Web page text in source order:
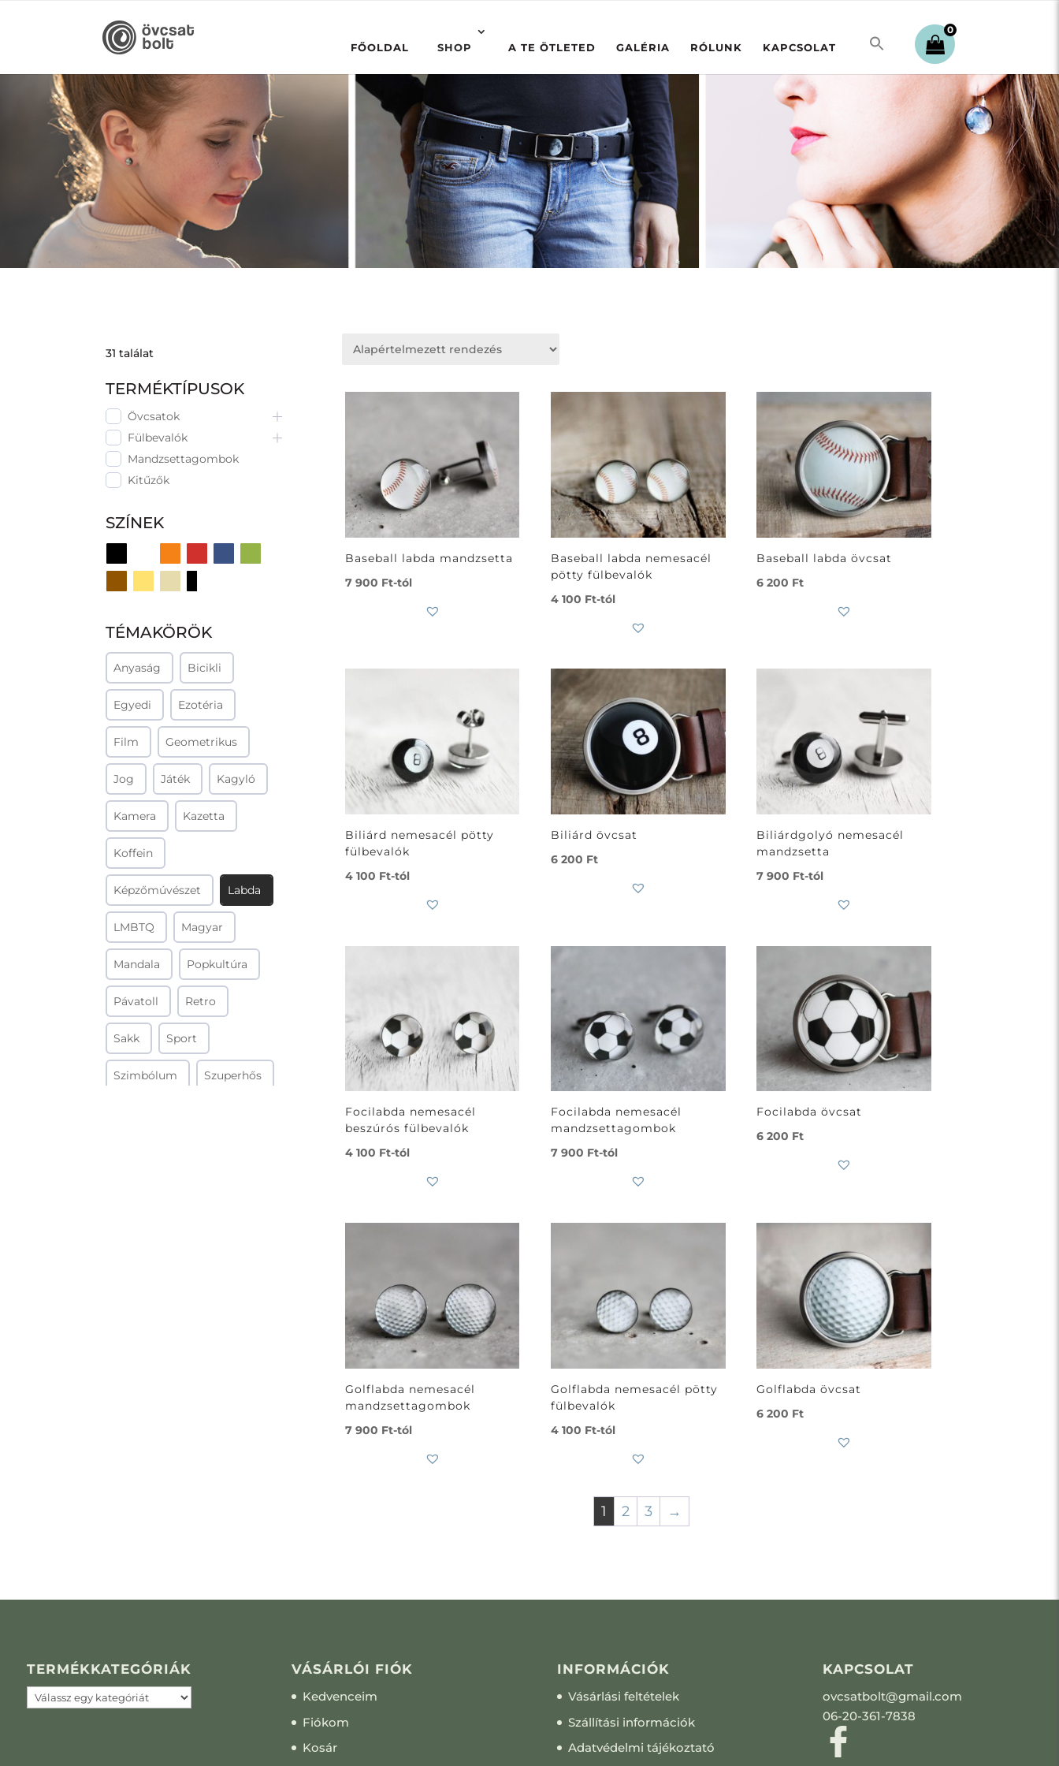
FŐOLDAL SHOP A TE ÖTLETED GALÉRIA RÓLUNK KAPCSOLAT
0
31 találat
TERMÉKTÍPUSOK
Övcsatok
Fülbevalók
Mandzsettagombok
Kitűzők
SZÍNEK
TÉMAKÖRÖK
Anyaság Bicikli
Egyedi Ezotéria
Film Geometrikus
Jog Játék Kagyló
Kamera Kazetta
Koffein
Képzőmúvészet Labda
LMBTQ Magyar
Mandala Popkultúra
Pávatoll Retro
Sakk Sport
Szimbólum Szuperhős
Baseball labda mandzsetta
7 900 Ft-tól
Baseball labda nemesacél
pötty fülbevalók
4 100 Ft-tól
Baseball labda övcsat
6 200 Ft
Biliárd nemesacél pötty
fülbevalók
4 100 Ft-tól
Biliárd övcsat
6 200 Ft
Biliárdgolyó nemesacél
mandzsetta
7 900 Ft-tól
Focilabda nemesacél
beszúrós fülbevalók
4 100 Ft-tól
Focilabda nemesacél
mandzsettagombok
7 900 Ft-tól
Focilabda övcsat
6 200 Ft
Golflabda nemesacél
mandzsettagombok
7 900 Ft-tól
Golflabda nemesacél pötty
fülbevalók
4 100 Ft-tól
Golflabda övcsat
6 200 Ft
1 2 3 →
TERMÉKKATEGÓRIÁK VÁSÁRLÓI FIÓK
Kedvenceim
Fiókom
Kosár
INFORMÁCIÓK
Vásárlási feltételek
Szállítási információk
Adatvédelmi tájékoztató
KAPCSOLAT
ovcsatbolt@gmail.com
06-20-361-7838